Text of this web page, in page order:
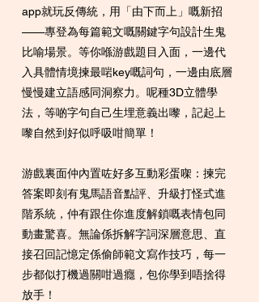
app就玩反傳統，用「由下而上」嘅新招
——專登為每篇範文嘅關鍵字句設計生鬼
比喻場景。等你喺游戲題目入面，一邊代
入具體情境揀最啱key嘅詞句，一邊由底層
慢慢建立語感同洞察力。呢種3D立體學
法，等啲字句自己生埋意義出嚟，記起上
嚟自然到好似呼吸咁簡單！
游戲裏面仲內置咗好多互動彩蛋㗎：揀完
答案即刻有鬼馬語音點評、升級打怪式進
階系統，仲有跟住你進度解鎖嘅表情包同
動畫驚喜。無論係拆解字詞深層意思、直
接召回記憶定係偷師範文寫作技巧，每一
步都似打機過關咁過癮，包你學到唔捨得
放手！